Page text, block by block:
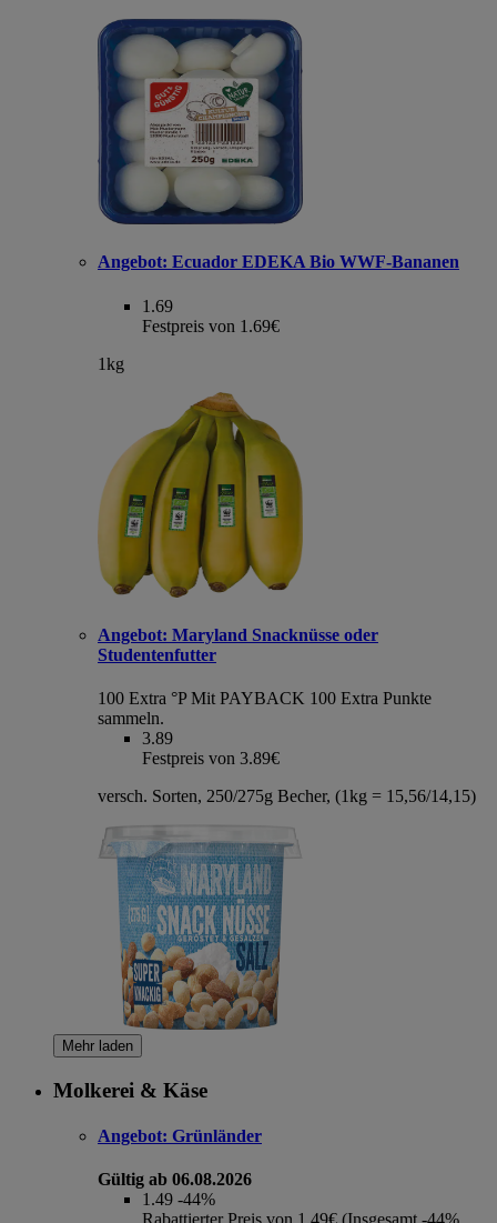
Angebot: Ecuador EDEKA Bio WWF-Bananen
1.69
Festpreis von 1.69€
1kg
Angebot: Maryland Snacknüsse oder
Studentenfutter
100 Extra °P Mit PAYBACK 100 Extra Punkte
sammeln.
3.89
Festpreis von 3.89€
versch. Sorten, 250/275g Becher, (1kg = 15,56/14,15)
Mehr laden
Molkerei & Käse
Angebot: Grünländer
Gültig ab 06.08.2026
1.49 -44%